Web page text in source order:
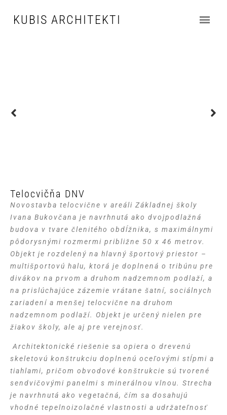
KUBIS ARCHITEKTI
Telocvičňa DNV
Novostavba telocvične v areáli Základnej školy
Ivana Bukovčana je navrhnutá ako dvojpodlažná
budova v tvare členitého obdĺžnika, s maximálnymi
pôdorysnými rozmermi približne 50 x 46 metrov.
Objekt je rozdelený na hlavný športový priestor –
multišportovú halu, ktorá je doplnená o tribúnu pre
divákov na prvom a druhom nadzemnom podlaží, a
na prislúchajúce zázemie vrátane šatní, sociálnych
zariadení a menšej telocvične na druhom
nadzemnom podlaží. Objekt je určený nielen pre
žiakov školy, ale aj pre verejnosť.
Architektonické riešenie sa opiera o drevenú
skeletovú konštrukciu doplnenú oceľovými stĺpmi a
tiahlami, pričom obvodové konštrukcie sú tvorené
sendvičovými panelmi s minerálnou vlnou. Strecha
je navrhnutá ako vegetačná, čím sa dosahujú
vhodné tepelnoizolačné vlastnosti a udržateľnosť